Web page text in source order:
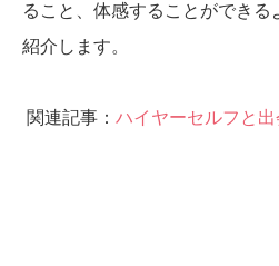
ること、体感することができ
紹介します。
関連記事： ハイヤーセルフと